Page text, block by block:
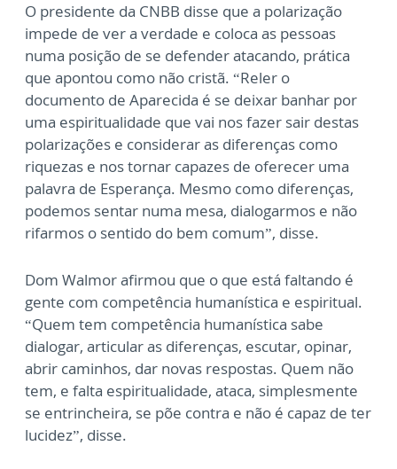
O presidente da CNBB disse que a polarização
impede de ver a verdade e coloca as pessoas
numa posição de se defender atacando, prática
que apontou como não cristã. “Reler o
documento de Aparecida é se deixar banhar por
uma espiritualidade que vai nos fazer sair destas
polarizações e considerar as diferenças como
riquezas e nos tornar capazes de oferecer uma
palavra de Esperança. Mesmo como diferenças,
podemos sentar numa mesa, dialogarmos e não
rifarmos o sentido do bem comum”, disse.
Dom Walmor afirmou que o que está faltando é
gente com competência humanística e espiritual.
“Quem tem competência humanística sabe
dialogar, articular as diferenças, escutar, opinar,
abrir caminhos, dar novas respostas. Quem não
tem, e falta espiritualidade, ataca, simplesmente
se entrincheira, se põe contra e não é capaz de ter
lucidez”, disse.